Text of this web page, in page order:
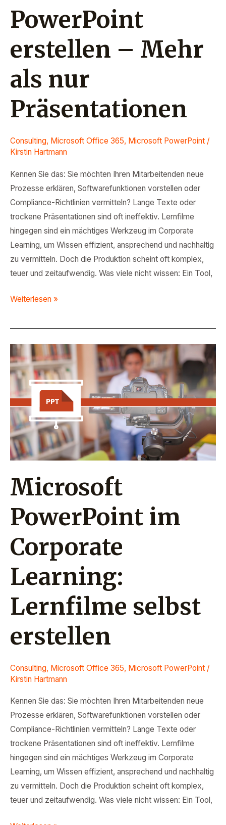
PowerPoint
erstellen – Mehr
als nur
Präsentationen
Consulting, Microsoft Office 365, Microsoft PowerPoint /
Kirstin Hartmann
Kennen Sie das: Sie möchten Ihren Mitarbeitenden neue
Prozesse erklären, Softwarefunktionen vorstellen oder
Compliance-Richtlinien vermitteln? Lange Texte oder
trockene Präsentationen sind oft ineffektiv. Lernfilme
hingegen sind ein mächtiges Werkzeug im Corporate
Learning, um Wissen effizient, ansprechend und nachhaltig
zu vermitteln. Doch die Produktion scheint oft komplex,
teuer und zeitaufwendig. Was viele nicht wissen: Ein Tool,
Weiterlesen »
Microsoft
PowerPoint im
Corporate
Learning:
Lernfilme selbst
erstellen
Consulting, Microsoft Office 365, Microsoft PowerPoint /
Kirstin Hartmann
Kennen Sie das: Sie möchten Ihren Mitarbeitenden neue
Prozesse erklären, Softwarefunktionen vorstellen oder
Compliance-Richtlinien vermitteln? Lange Texte oder
trockene Präsentationen sind oft ineffektiv. Lernfilme
hingegen sind ein mächtiges Werkzeug im Corporate
Learning, um Wissen effizient, ansprechend und nachhaltig
zu vermitteln. Doch die Produktion scheint oft komplex,
teuer und zeitaufwendig. Was viele nicht wissen: Ein Tool,
Microsoft
PowerPoint
im
Corporate
Learning:
Lernfilme
selbst
erstellen